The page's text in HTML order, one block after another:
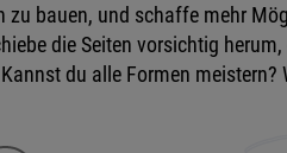
zu bauen, und schaffe mehr
die Seiten vorsichtig
du alle Formen